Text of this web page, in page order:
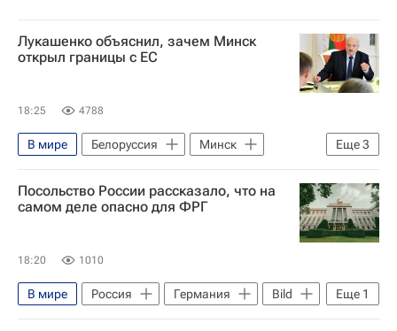
Лукашенко объяснил, зачем Минск
открыл границы с ЕС
18:25 4788
Еще3
В мире Белоруссия
Минск
Минская область
Александр Лукашенко
Евросоюз
Посольство России рассказало, что на
самом деле опасно для ФРГ
18:20 1010
Еще 1
В мире Россия Германия
Bild
Лейпциг